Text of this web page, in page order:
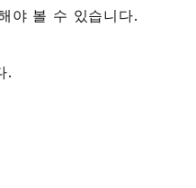
야 볼 수 있습니다.
.